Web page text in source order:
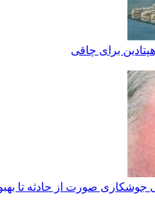
برای چاقی
صورت از حادثه تا